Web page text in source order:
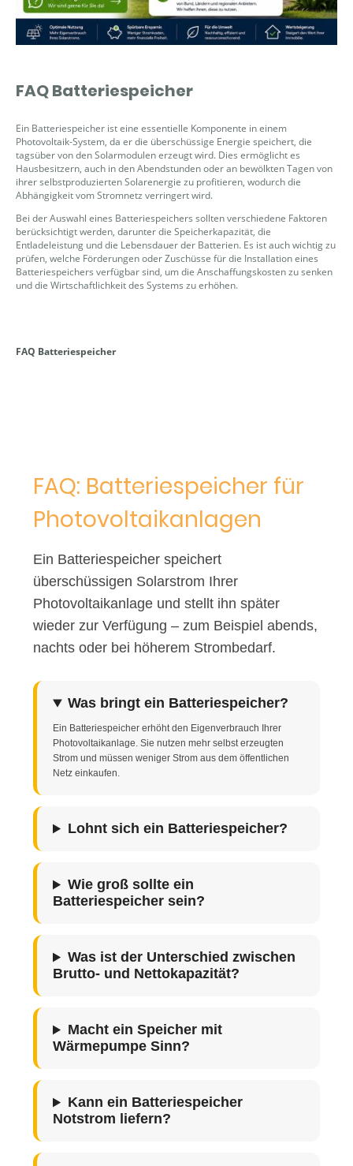
FAQ Batteriespeicher
Ein Batteriespeicher ist eine essentielle Komponente in einem
Photovoltaik-System, da er die überschüssige Energie speichert, die
tagsüber von den Solarmodulen erzeugt wird. Dies ermöglicht es
Hausbesitzern, auch in den Abendstunden oder an bewölkten Tagen von
ihrer selbstproduzierten Solarenergie zu profitieren, wodurch die
Abhängigkeit vom Stromnetz verringert wird.
Bei der Auswahl eines Batteriespeichers sollten verschiedene Faktoren
berücksichtigt werden, darunter die Speicherkapazität, die
Entladeleistung und die Lebensdauer der Batterien. Es ist auch wichtig zu
prüfen, welche Förderungen oder Zuschüsse für die Installation eines
Batteriespeichers verfügbar sind, um die Anschaffungskosten zu senken
und die Wirtschaftlichkeit des Systems zu erhöhen.
FAQ Batteriespeicher
FAQ: Batteriespeicher für
Photovoltaikanlagen
Ein Batteriespeicher speichert
überschüssigen Solarstrom Ihrer
Photovoltaikanlage und stellt ihn später
wieder zur Verfügung – zum Beispiel abends,
nachts oder bei höherem Strombedarf.
Was bringt ein Batteriespeicher?
Ein Batteriespeicher erhöht den Eigenverbrauch Ihrer
Photovoltaikanlage. Sie nutzen mehr selbst erzeugten
Strom und müssen weniger Strom aus dem öffentlichen
Netz einkaufen.
Lohnt sich ein Batteriespeicher?
Wie groß sollte ein
Batteriespeicher sein?
Was ist der Unterschied zwischen
Brutto- und Nettokapazität?
Macht ein Speicher mit
Wärmepumpe Sinn?
Kann ein Batteriespeicher
Notstrom liefern?